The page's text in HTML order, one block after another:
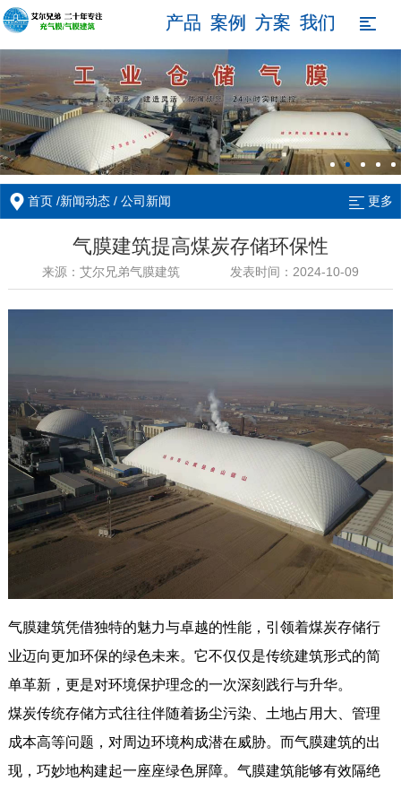
产品 案例 方案 我们 
首页 /新闻动态 /公司新闻 更多
气膜建筑提高煤炭存储环保性
来源：艾尔兄弟气膜建筑 发表时间：2024-10-09
气膜建筑凭借独特的魅力与卓越的性能，引领着煤炭存储行
业迈向更加环保的绿色未来。它不仅仅是传统建筑形式的简
单革新，更是对环境保护理念的一次深刻践行与升华。
煤炭传统存储方式往往伴随着扬尘污染、土地占用大、管理
成本高等问题，对周边环境构成潜在威胁。而气膜建筑的出
现，巧妙地构建起一座座绿色屏障。气膜建筑能够有效隔绝